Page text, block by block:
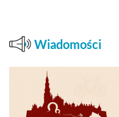
Wiadomości